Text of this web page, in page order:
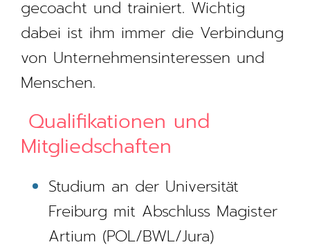
gecoacht und trainiert. ​Wichtig
dabei ist ihm immer die Verbindung
von Unternehmensinteressen und
Menschen.​
Qualifikationen und
Mitgliedschaften
Studium an der Universität
Freiburg mit Abschluss Magister
Artium​ (POL/BWL/Jura)​